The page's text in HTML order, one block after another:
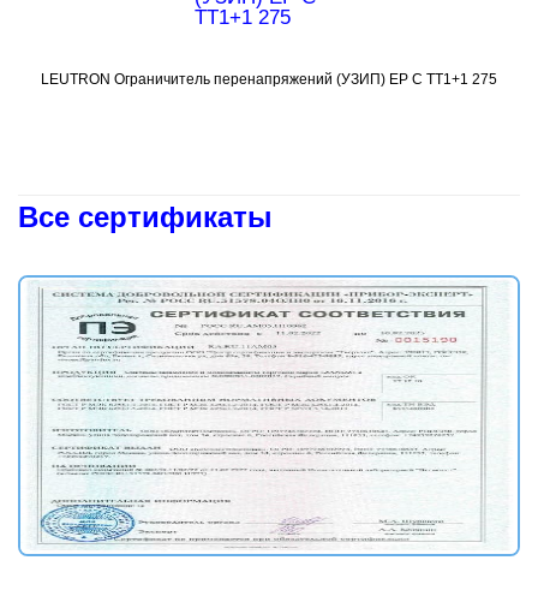
Подробнее
LEUTRON Ограничитель перенапряжений (УЗИП) EP C TT1+1 275
Все сертификаты